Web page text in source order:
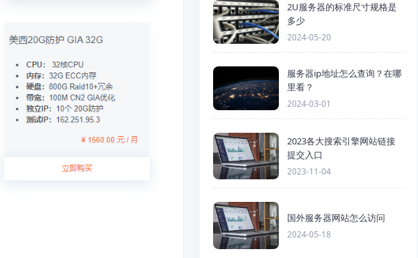
2U服务器的标准尺寸规格是
多少
2024-05-20
服务器ip地址怎么查询？在哪
里看？
2024-03-01
2023各大搜索引擎网站链接
提交入口
2023-11-04
国外服务器网站怎么访问
2024-05-18